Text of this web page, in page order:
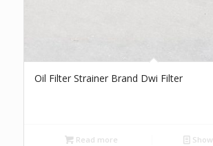
Oil Filter Strainer Brand Dwi Filter
Read more